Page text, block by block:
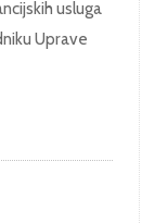
usluga
Uprave